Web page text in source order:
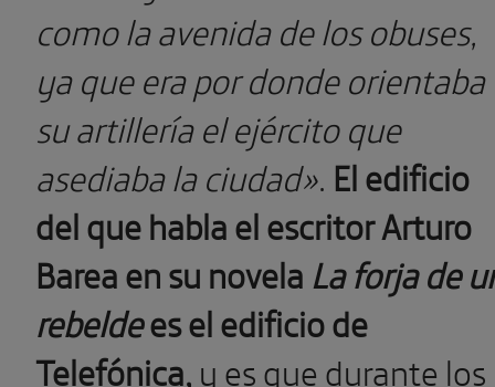
como la avenida de los obuses,
ya que era por donde orientaba
su artillería el ejército que
asediaba la ciudad». El edificio
del que habla el escritor Arturo
Barea en su novela La forja de
rebeldees el edificio de
Telefónica,y es que durante los